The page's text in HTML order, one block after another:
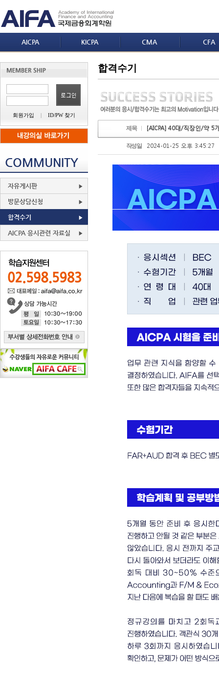
AICPA KICPA CMA CFA
회원가입 | ID/PW 찾기
COMMUNITY
자유게시판
방문상담신청
합격수기
AICPA 응시관련 자료실
합격수기
제목 [AICPA] 40대/직장인/약 5
작성일 2024-01-25 오후 3:45:27